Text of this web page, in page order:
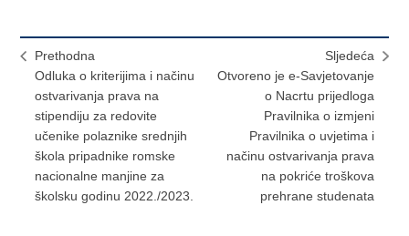
Prethodna
Odluka o kriterijima i načinu
ostvarivanja prava na
stipendiju za redovite
učenike polaznike srednjih
škola pripadnike romske
nacionalne manjine za
školsku godinu 2022./2023.
Sljedeća
Otvoreno je e-Savjetovanje
o Nacrtu prijedloga
Pravilnika o izmjeni
Pravilnika o uvjetima i
načinu ostvarivanja prava
na pokriće troškova
prehrane studenata